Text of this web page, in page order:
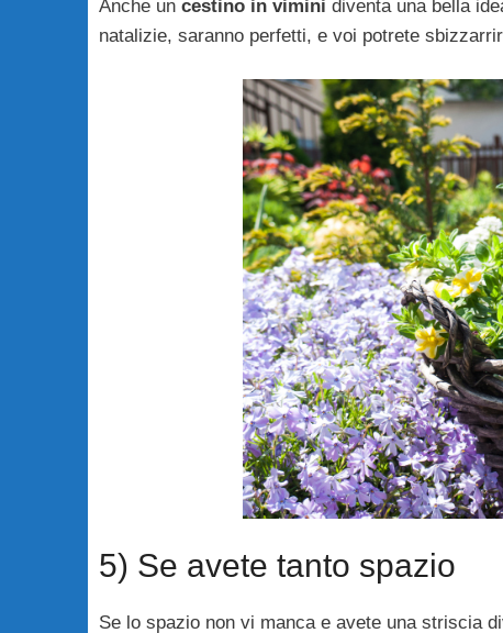
Anche un cestino in vimini diventa una bella
natalizie, saranno perfetti, e voi potrete
5) Se avete tanto spazio
Se lo spazio non vi manca e avete una striscia